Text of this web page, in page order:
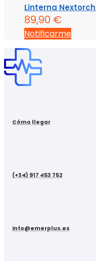
Linterna
89,90 €
Notificarme
Cómo llegar
(+34) 917 453 752
info@emerplus.es